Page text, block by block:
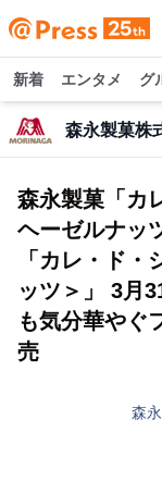
新着 エンタメ グ
森永製菓株
森永製菓「カ
ヘーゼルナッ
「カレ・ド
ッツ＞」 3月
も気分華やぐ
売
森